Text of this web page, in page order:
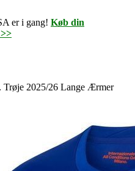
er i gang! Køb din
2025/26 Lange Ærmer